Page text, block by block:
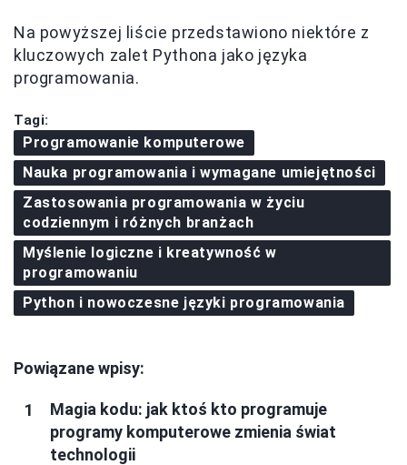
Na powyższej liście przedstawiono niektóre z
kluczowych zalet Pythona jako języka
programowania.
Tagi:
Programowanie komputerowe
Nauka programowania i wymagane umiejętności
Zastosowania programowania w życiu
codziennym i różnych branżach
Myślenie logiczne i kreatywność w
programowaniu
Python i nowoczesne języki programowania
Powiązane wpisy:
Magia kodu: jak ktoś kto programuje
programy komputerowe zmienia świat
technologii